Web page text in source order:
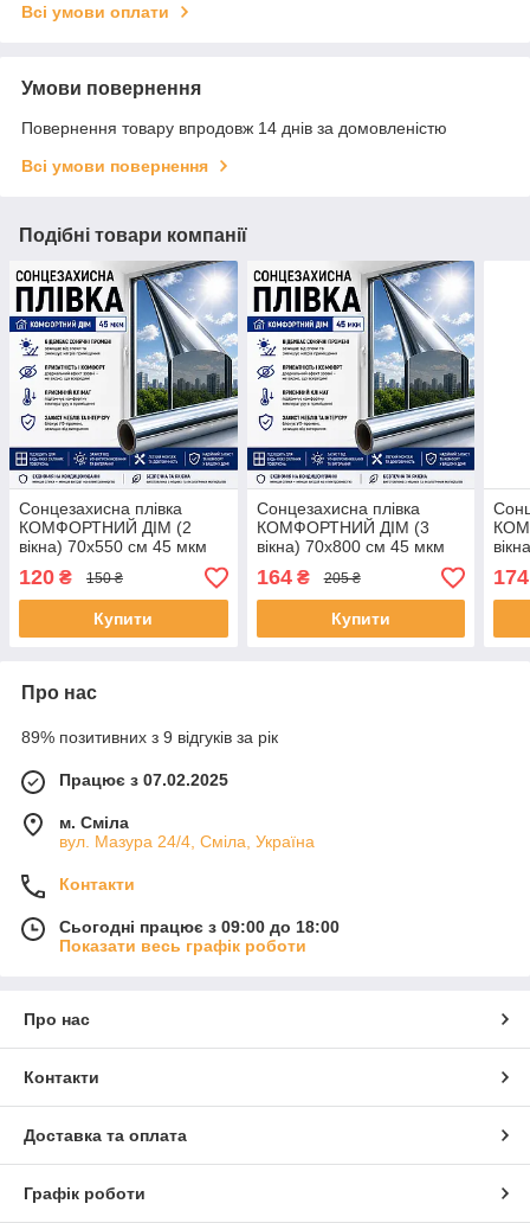
Всі умови оплати
Умови повернення
Повернення товару впродовж 14 днів за домовленістю
Всі умови повернення
Подібні товари компанії
Сонцезахисна плівка
КОМФОРТНИЙ ДІМ (2
вікна) 70х550 см 45 мкм
(KD70550)
120 ₴ 150 ₴
Купити
Сонцезахисна плівка
КОМФОРТНИЙ ДІМ (3
вікна) 70х800 см 45 мкм
(KD70800)
164₴ 205 ₴
Купити
Про нас
89% позитивних з 9 відгуків за рік
Працює з 07.02.2025
м. Сміла
вул. Мазура 24/4, Сміла, Україна
Контакти
Сьогодні працює з 09:00 до 18:00
Показати весь графік роботи
Про нас
Контакти
Доставка та оплата
Графік роботи